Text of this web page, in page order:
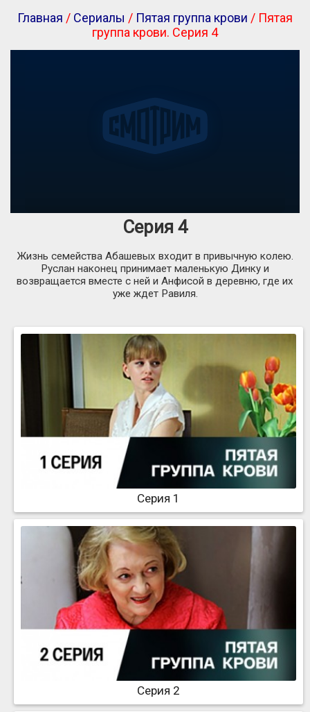
Главная / Сериалы / Пятая группа крови / Пятая
группа крови. Серия 4
Серия 4
Жизнь семейства Абашевых входит в привычную колею.
Руслан наконец принимает маленькую Динку и
возвращается вместе с ней и Анфисой в деревню, где их
уже ждет Равиля.
Серия 1
Серия 2